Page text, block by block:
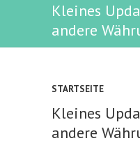
Kleines
andere
STARTSEITE
Kleines
andere